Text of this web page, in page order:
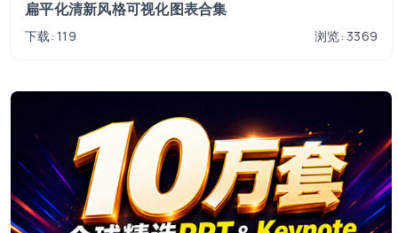
扁平化清新风格可视化图表合集
下载: 119 浏览: 3369